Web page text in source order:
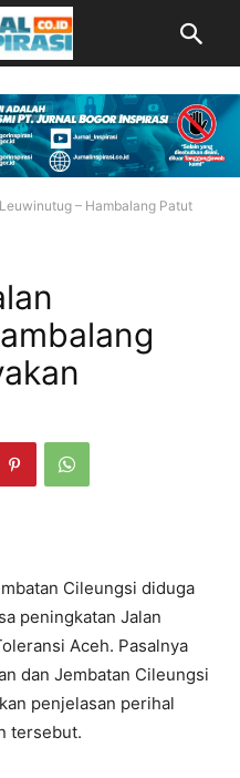
– Hambalang Patut
Cileungsi diduga
peningkatan Jalan
Aceh. Pasalnya
dan Jembatan Cileungsi
penjelasan perihal
tersebut.